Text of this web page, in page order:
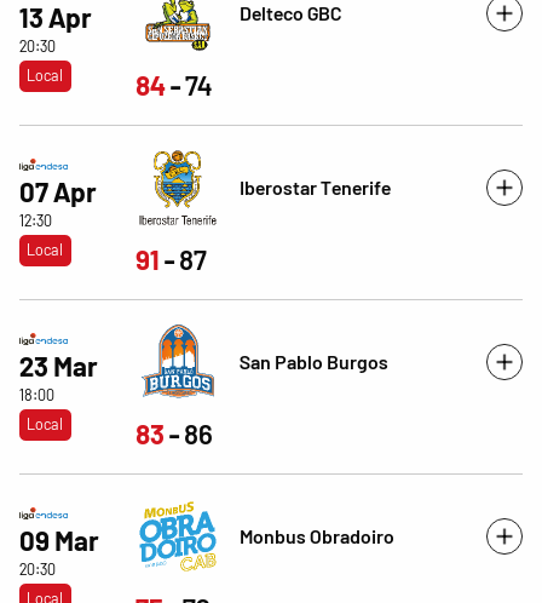
13 Apr
20:30
Local
Delteco GBC
84 74
07 Apr
12:30
Local
Iberostar Tenerife
91 87
23 Mar
18:00
Local
San Pablo Burgos
83 86
09 Mar
20:30
Local
Monbus Obradoiro